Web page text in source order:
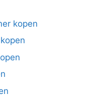
kopen